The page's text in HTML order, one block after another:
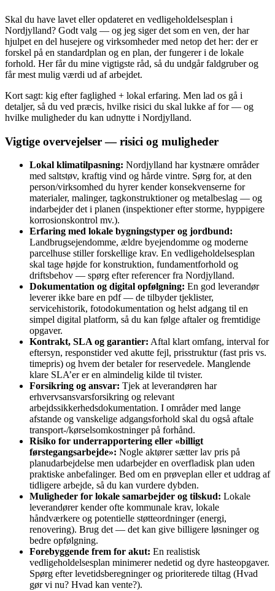
Skal du have lavet eller opdateret en vedligeholdelsesplan i
Nordjylland? Godt valg — og jeg siger det som en ven, der har
hjulpet en del husejere og virksomheder med netop det her: der er
forskel på en standardplan og en plan, der fungerer i de lokale
forhold. Her får du mine vigtigste råd, så du undgår faldgruber og
får mest mulig værdi ud af arbejdet.
Kort sagt: kig efter faglighed + lokal erfaring. Men lad os gå i
detaljer, så du ved præcis, hvilke risici du skal lukke af for — og
hvilke muligheder du kan udnytte i Nordjylland.
Vigtige overvejelser — risici og muligheder
Lokal klimatilpasning: Nordjylland har kystnære områder
med saltstøv, kraftig vind og hårde vintre. Sørg for, at den
person/virksomhed du hyrer kender konsekvenserne for
materialer, malinger, tagkonstruktioner og metalbeslag — og
indarbejder det i planen (inspektioner efter storme, hyppigere
korrosionskontrol mv.).
Erfaring med lokale bygningstyper og jordbund:
Landbrugsejendomme, ældre byejendomme og moderne
parcelhuse stiller forskellige krav. En vedligeholdelsesplan
skal tage højde for konstruktion, fundamentforhold og
driftsbehov — spørg efter referencer fra Nordjylland.
Dokumentation og digital opfølgning: En god leverandør
leverer ikke bare en pdf — de tilbyder tjeklister,
servicehistorik, fotodokumentation og helst adgang til en
simpel digital platform, så du kan følge aftaler og fremtidige
opgaver.
Kontrakt, SLA og garantier: Aftal klart omfang, interval for
eftersyn, responstider ved akutte fejl, prisstruktur (fast pris vs.
timepris) og hvem der betaler for reservedele. Manglende
klare SLA’er er en almindelig kilde til tvister.
Forsikring og ansvar: Tjek at leverandøren har
erhvervsansvarsforsikring og relevant
arbejdssikkerhedsdokumentation. I områder med lange
afstande og vanskelige adgangsforhold skal du også aftale
transport-/kørselsomkostninger på forhånd.
Risiko for underrapportering eller «billigt
førstegangsarbejde»: Nogle aktører sætter lav pris på
planudarbejdelse men udarbejder en overfladisk plan uden
praktiske anbefalinger. Bed om en prøveplan eller et uddrag af
tidligere arbejde, så du kan vurdere dybden.
Muligheder for lokale samarbejder og tilskud: Lokale
leverandører kender ofte kommunale krav, lokale
håndværkere og potentielle støtteordninger (energi,
renovering). Brug det — det kan give billigere løsninger og
bedre opfølgning.
Forebyggende frem for akut: En realistisk
vedligeholdelsesplan minimerer nedetid og dyre hasteopgaver.
Spørg efter levetidsberegninger og prioriterede tiltag (Hvad
gør vi nu? Hvad kan vente?).